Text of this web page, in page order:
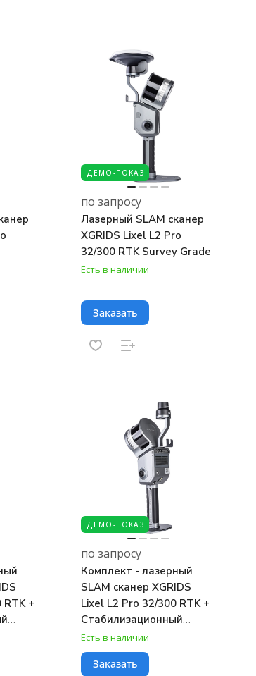
ДЕМО-ПОКАЗ
по запросу
Лазерный SLAM сканер
XGRIDS Lixel L2 Pro
32/300 RTK Survey Grade
Есть в наличии
Заказать
+
L2
ДЕМО-ПОКАЗ
по запросу
Комплект - лазерный
SLAM сканер XGRIDS
Lixel L2 Pro 32/300 RTK +
Стабилизационный
жилет L2 Pro + Веха L2
Pro + ПО Lixel Studio
Online Activation
Есть в наличии
Заказать